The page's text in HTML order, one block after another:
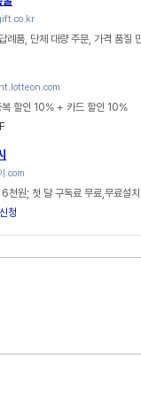
례품, 단체 대량 주문, 가격 품질
복 할인 10% + 카드 할인 10%
.com
천원; 첫 달 구독료 무료,무료설
청